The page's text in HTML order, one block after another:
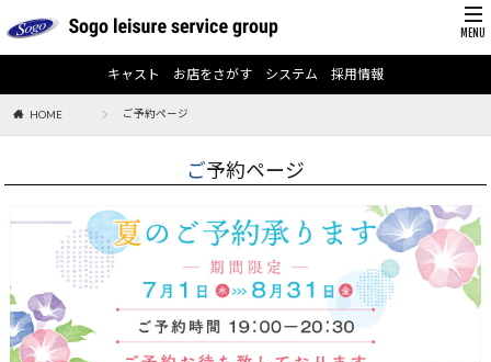
キャスト お店をさがす システム 採用情報
HOME ご予約ページ
ご予約ページ